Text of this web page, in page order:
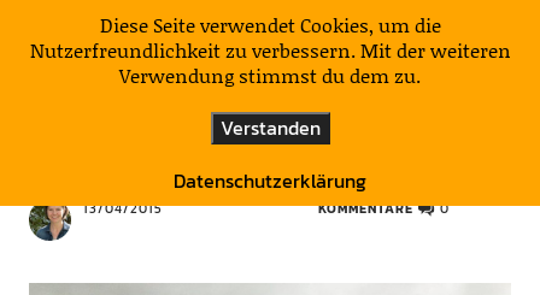
KulturNatur
Unterwegs im Nationalpark Unteres Odertal
13/04/2015 KOMMENTARE 0
Diese Seite verwendet Cookies, um die
Nutzerfreundlichkeit zu verbessern. Mit der weiteren
Verwendung stimmst du dem zu.
Verstanden
Datenschutzerklärung